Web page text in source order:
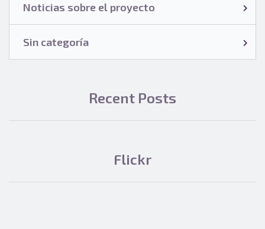
Noticias sobre el proyecto
Sin categoría
Recent Posts
Flickr